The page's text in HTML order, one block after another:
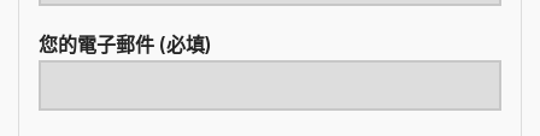
您的電子郵件 (必填)